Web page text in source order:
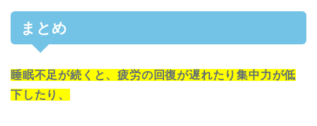
まとめ
睡眠不足が続くと、疲労の回復が遅れたり集中力が低
下したり、